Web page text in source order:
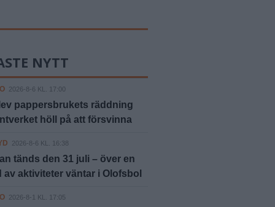
NYTT
2026-8-6 KL. 17:00
pappersbrukets räddning
höll på att försvinna
2026-8-6 KL. 16:38
tänds den 31 juli – över en
av aktiviteter väntar i Olofsbol
2026-8-1 KL. 17:05